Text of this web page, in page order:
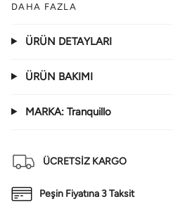
DAHA FAZLA
ÜRÜN DETAYLARI
ÜRÜN BAKIMI
MARKA: Tranquillo
ÜCRETSİZ KARGO
Peşin Fiyatına 3 Taksit